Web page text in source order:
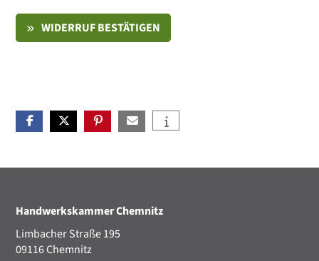
WIDERRUF BESTÄTIGEN
Handwerkskammer Chemnitz
Limbacher Straße 195
09116 Chemnitz